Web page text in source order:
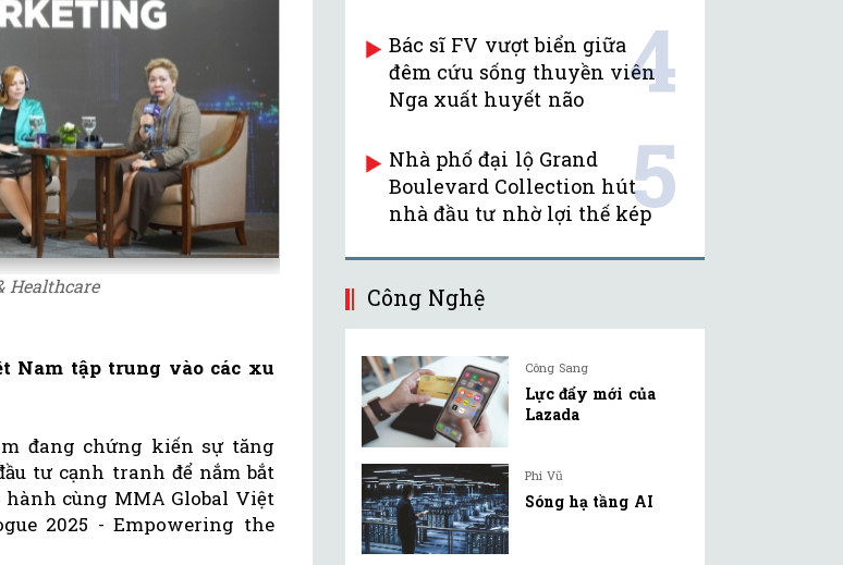
Healthcare
Nam tập trung vào các xu
đang chứng kiến sự tăng
tư cạnh tranh để nắm bắt
cùng MMA Global Việt
2025 - Empowering the
Bác sĩ FV vượt biển giữa
đêm cứu sống thuyền viên
Nga xuất huyết não
4
Nhà phố đại lộ Grand
Boulevard Collection hút
nhà đầu tư nhờ lợi thế kép5
Công Nghệ
Công Sang
Lực đẩy mới của
Lazada
Phi Vũ
Sóng hạ tầng AI